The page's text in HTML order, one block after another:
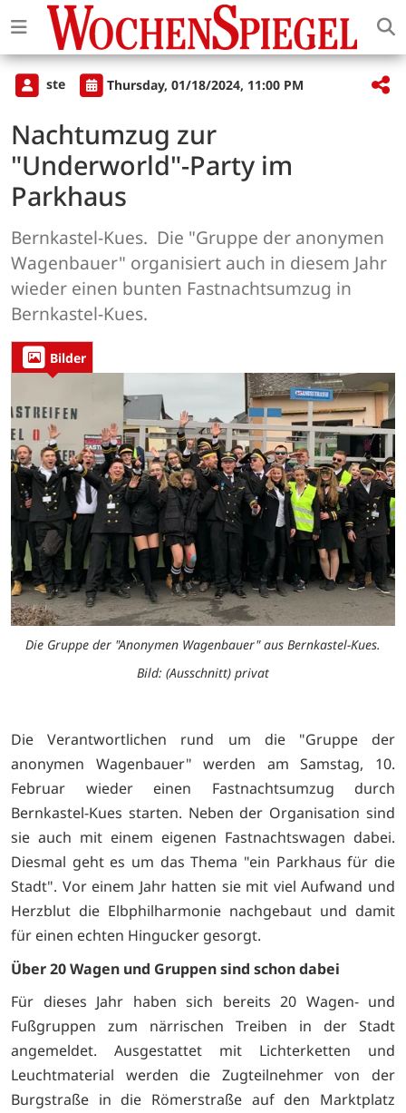
ste Thursday, 01/18/2024, 11:00 PM
Nachtumzug zur
"Underworld"-Party im
Parkhaus
Bernkastel-Kues. Die "Gruppe der anonymen
Wagenbauer" organisiert auch in diesem Jahr
wieder einen bunten Fastnachtsumzug in
Bernkastel-Kues.
Bilder
Die Gruppe der "Anonymen Wagenbauer" aus Bernkastel-Kues.
Bild: (Ausschnitt) privat
Die Verantwortlichen rund um die "Gruppe der
anonymen Wagenbauer" werden am Samstag, 10.
Februar wieder einen Fastnachtsumzug durch
Bernkastel-Kues starten. Neben der Organisation sind
sie auch mit einem eigenen Fastnachtswagen dabei.
Diesmal geht es um das Thema "ein Parkhaus für die
Stadt". Vor einem Jahr hatten sie mit viel Aufwand und
Herzblut die Elbphilharmonie nachgebaut und damit
für einen echten Hingucker gesorgt.
Über 20 Wagen und Gruppen sind schon dabei
Für dieses Jahr haben sich bereits 20 Wagen- und
Fußgruppen zum närrischen Treiben in der Stadt
angemeldet. Ausgestattet mit Lichterketten und
Leuchtmaterial werden die Zugteilnehmer von der
Burgstraße in die Römerstraße auf den Marktplatz